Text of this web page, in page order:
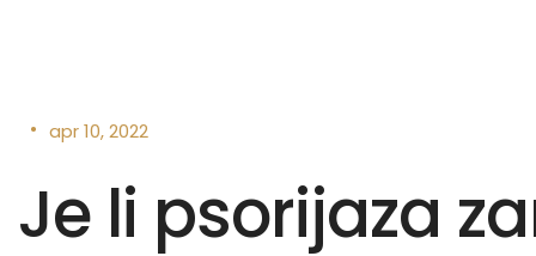
• apr 10, 2022
Je li psorijaza